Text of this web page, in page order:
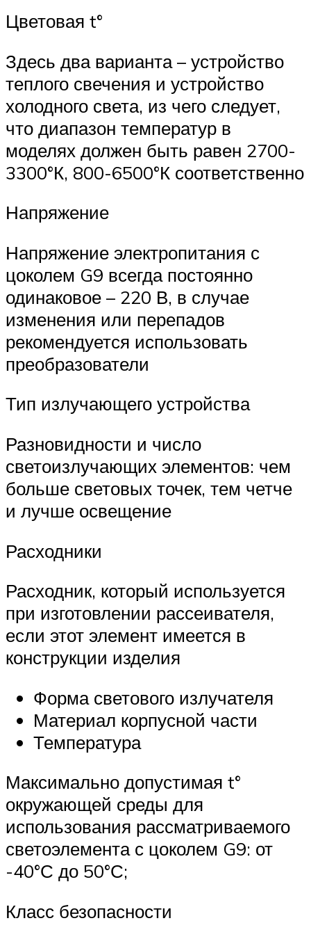
Цветовая t°
Здесь два варианта – устройство
теплого свечения и устройство
холодного света, из чего следует,
что диапазон температур в
моделях должен быть равен 2700-
3300°К, 800-6500°К соответственно
Напряжение
Напряжение электропитания с
цоколем G9 всегда постоянно
одинаковое – 220 В, в случае
изменения или перепадов
рекомендуется использовать
преобразователи
Тип излучающего устройства
Разновидности и число
светоизлучающих элементов: чем
больше световых точек, тем четче
и лучше освещение
Расходники
Расходник, который используется
при изготовлении рассеивателя,
если этот элемент имеется в
конструкции изделия
Форма светового излучателя
Материал корпусной части
Температура
Максимально допустимая t°
окружающей среды для
использования рассматриваемого
светоэлемента с цоколем G9: от
-40°С до 50°С;
Класс безопасности